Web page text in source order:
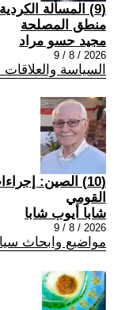
(9) المسألة
منطق المصلحة
مجيد حسو مراد
2026 / 8 / 9
السياسة والعلاقات
(10) الصين:
القومي
شابا أيوب شابا
2026 / 8 / 9
مواضيع وابحاث